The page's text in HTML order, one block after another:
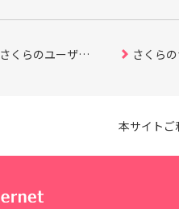
さくらのユーザーコミュニティ さくら
本サイトご